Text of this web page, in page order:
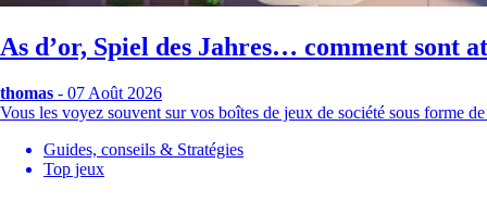
As d’or, Spiel des Jahres… comment sont
thomas - 07 Août 2026
Vous les voyez souvent sur vos boîtes de jeux de société sous forme
Guides, conseils & Stratégies
Top jeux